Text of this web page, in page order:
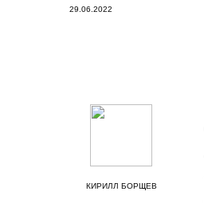
29.06.2022
КИРИЛЛ БОРЩЕВ